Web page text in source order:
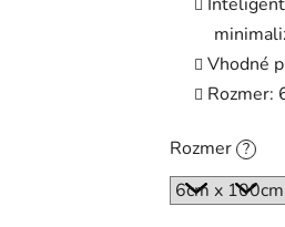
Vhodné
Rozmer:
Rozmer ?